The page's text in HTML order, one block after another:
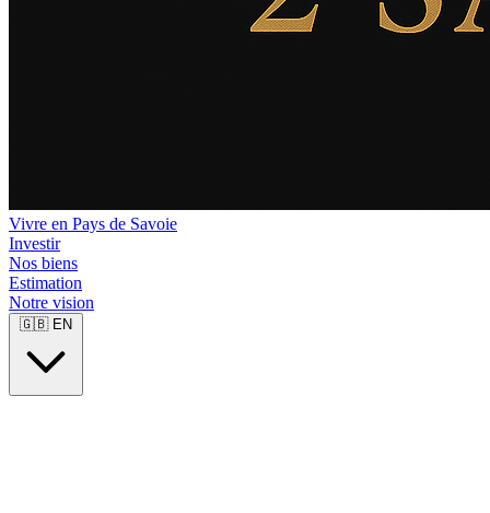
Vivre en Pays de Savoie
Investir
Nos biens
Estimation
Notre vision
🇬🇧 EN